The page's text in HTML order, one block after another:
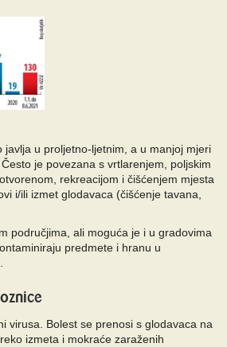
javlja u proljetno-ljetnim, a u manjoj mjeri
je povezana s vrtlarenjem, poljskim
rekreacijom i čišćenjem mjesta
i/ili izmet glodavaca (čišćenje tavana,
područjima, ali moguća je i u gradovima
predmete i hranu u
virusa. Bolest se prenosi s glodavaca na
izmeta i mokraće zaraženih